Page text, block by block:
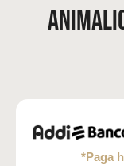
*Paga